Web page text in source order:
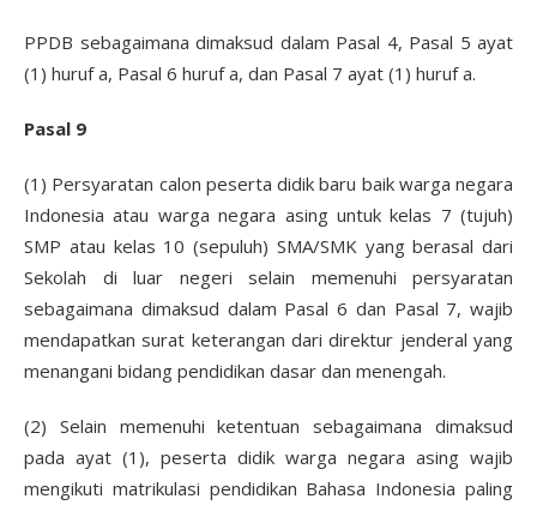
PPDB sebagaimana dimaksud dalam Pasal 4, Pasal 5 ayat
(1) huruf a, Pasal 6 huruf a, dan Pasal 7 ayat (1) huruf a.
Pasal 9
(1) Persyaratan calon peserta didik baru baik warga negara
Indonesia atau warga negara asing untuk kelas 7 (tujuh)
SMP atau kelas 10 (sepuluh) SMA/SMK yang berasal dari
Sekolah di luar negeri selain memenuhi persyaratan
sebagaimana dimaksud dalam Pasal 6 dan Pasal 7, wajib
mendapatkan surat keterangan dari direktur jenderal yang
menangani bidang pendidikan dasar dan menengah.
(2) Selain memenuhi ketentuan sebagaimana dimaksud
pada ayat (1), peserta didik warga negara asing wajib
mengikuti matrikulasi pendidikan Bahasa Indonesia paling